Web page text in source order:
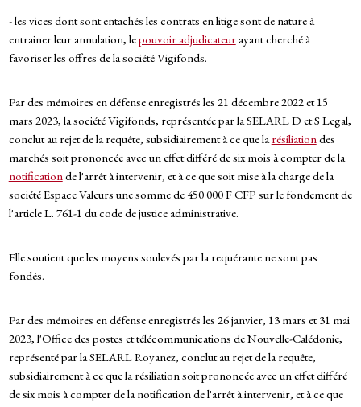
- les vices dont sont entachés les contrats en litige sont de nature à
entrainer leur annulation, lepouvoir adjudicateurayant cherché à
favoriser les offres de la société Vigifonds.
Par des mémoires en défense enregistrés les 21 décembre 2022 et 15
mars 2023, la société Vigifonds, représentée par la SELARL D et S Legal,
conclut au rejet de la requête, subsidiairement à ce que larésiliationdes
marchés soit prononcée avec un effet différé de six mois à compter de la
notificationde l'arrêt à intervenir, et à ce que soit mise à la charge de la
société Espace Valeurs une somme de 450 000 F CFP sur le fondement de
l'article L. 761-1 du code de justice administrative.
Elle soutient que les moyens soulevés par la requérante ne sont pas
fondés.
Par des mémoires en défense enregistrés les 26 janvier, 13 mars et 31 mai
2023, l'Office des postes et télécommunications de Nouvelle-Calédonie,
représenté par la SELARL Royanez, conclut au rejet de la requête,
subsidiairement à ce que la résiliation soit prononcée avec un effet différé
de six mois à compter de la notification de l'arrêt à intervenir, et à ce que